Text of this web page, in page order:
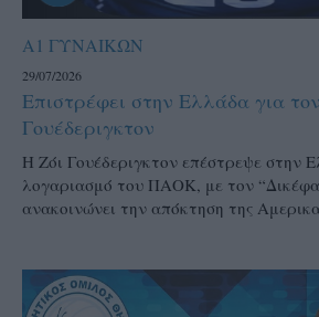
Α1 ΓΥΝΑΙΚΩΝ
29/07/2026
Επιστρέφει στην Ελλάδα για
Γουέδεριγκτον
Η Ζόι Γουέδεριγκτον επέστρεψε στην
λογαριασμό του ΠΑΟΚ, με τον
ανακοινώνει την απόκτηση της